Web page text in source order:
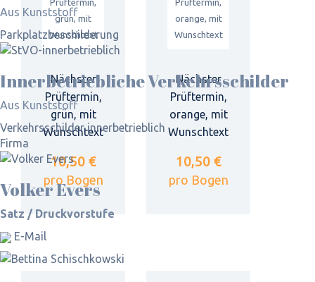
Aus Kunststoff
Parkplatz­beschilderung
Inner­betriebliche Verkehrs­schilder
Aus Kunststoff
Verkehrsschilder innerbetrieblich
Firma
Volker Evers
Satz / Druckvorstufe
E-Mail
Nächster
Prüftermin,
grün, mit
Wunschtext
10,50 €
pro Bogen
Nächster
Prüftermin,
orange, mit
Wunschtext
10,50 €
pro Bogen